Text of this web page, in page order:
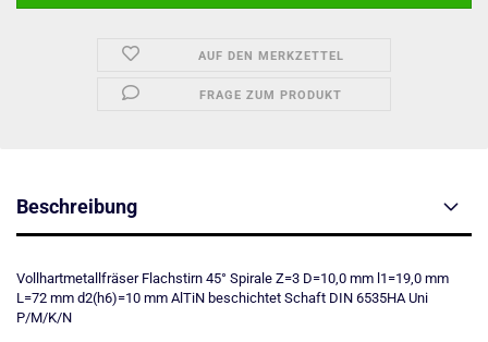
AUF DEN MERKZETTEL
FRAGE ZUM PRODUKT
Beschreibung
Vollhartmetallfräser Flachstirn 45° Spirale Z=3 D=10,0 mm l1=19,0 mm
L=72 mm d2(h6)=10 mm AlTiN beschichtet Schaft DIN 6535HA Uni
P/M/K/N